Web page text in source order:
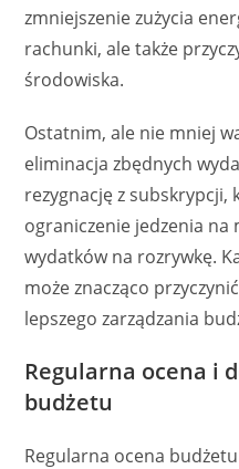
zmniejszenie zużycia
rachunki, ale także
środowiska.
Ostatnim, ale nie mniej
eliminacja zbędnych
rezygnację z subskrypcji,
ograniczenie jedzenia
wydatków na rozrywkę.
może znacząco
lepszego zarządzania
Regularna ocena i
budżetu
Regularna ocena